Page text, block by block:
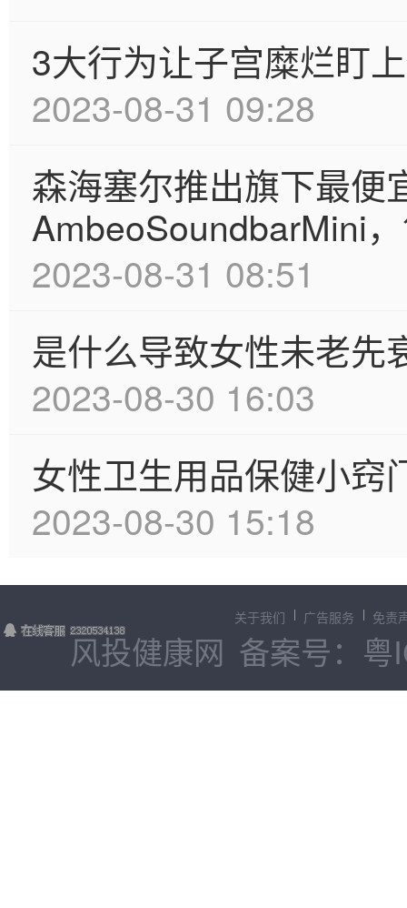
3大行为让子宫糜烂盯
2023-08-31 09:28
森海塞尔推出旗下最便
AmbeoSoundbarMini
2023-08-31 08:51
是什么导致女性未老先
2023-08-30 16:03
女性卫生用品保健小窍
2023-08-30 15:18
关于我们 广告服务 免责
风投健康网 备案号：粤